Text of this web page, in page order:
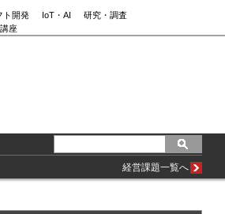
ト開発 IoT・AI
研究・調査
座
経営課題一覧へ